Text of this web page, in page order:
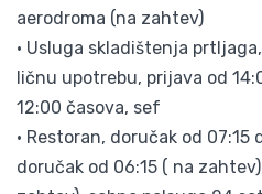
aerodroma (na zahtev)
• Usluga skladištenja
ličnu upotrebu, prijava od
12:00 časova, sef
• Restoran, doručak od 07:15
doručak od 06:15 ( na